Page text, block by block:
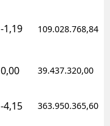
-1,19 109.028.768,84
0,00 39.437.320,00
-4,15 363.950.365,60